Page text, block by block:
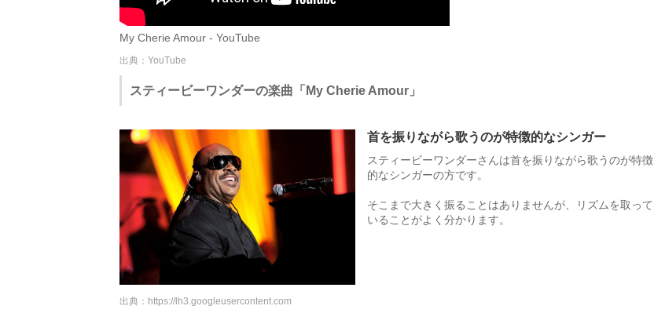
My Cherie Amour - YouTube
出典：YouTube
スティービーワンダーの楽曲「My Cherie Amour」
首を振りながら歌うのが特徴的なシンガー
スティービーワンダーさんは首を振りながら歌うのが特徴
的なシンガーの方です。
そこまで大きく振ることはありませんが、リズムを取って
いることがよく分かります。
出典： https://lh3.googleusercontent.com